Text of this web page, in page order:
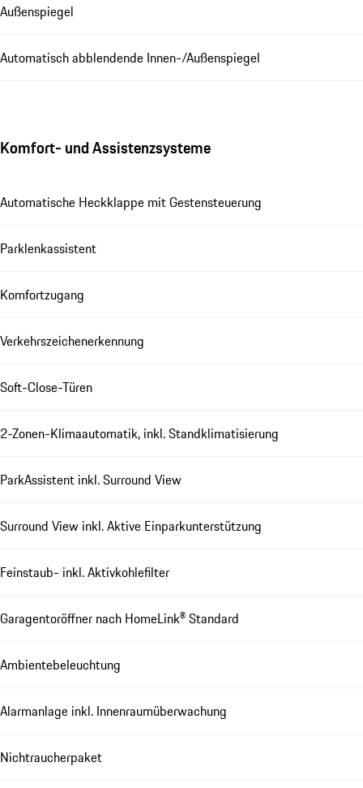
Außenspiegel
Automatisch abblendende Innen-/Außenspiegel
Komfort- und Assistenzsysteme
Automatische Heckklappe mit Gestensteuerung
Parklenkassistent
Komfortzugang
Verkehrszeichenerkennung
Soft-Close-Türen
2-Zonen-Klimaautomatik, inkl. Standklimatisierung
ParkAssistent inkl. Surround View
Surround View inkl. Aktive Einparkunterstützung
Feinstaub- inkl. Aktivkohlefilter
Garagentoröffner nach HomeLink® Standard
Ambientebeleuchtung
Alarmanlage inkl. Innenraumüberwachung
Nichtraucherpaket